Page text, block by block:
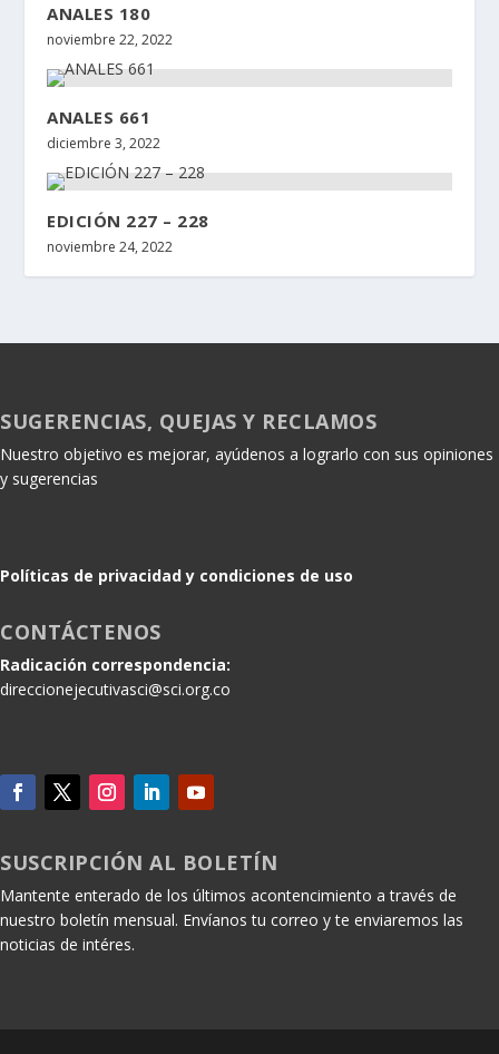
ANALES 180
noviembre 22, 2022
ANALES 661
diciembre 3, 2022
EDICIÓN 227 – 228
noviembre 24, 2022
SUGERENCIAS, QUEJAS Y RECLAMOS
Nuestro objetivo es mejorar, ayúdenos a lograrlo con sus opiniones
y sugerencias
Políticas de privacidad y condiciones de uso
CONTÁCTENOS
Radicación correspondencia:
direccionejecutivasci@sci.org.co
SUSCRIPCIÓN AL BOLETÍN
Mantente enterado de los últimos acontencimiento a través de
nuestro boletín mensual. Envíanos tu correo y te enviaremos las
noticias de intéres.